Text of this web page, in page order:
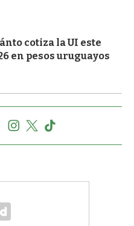
cotiza la UI este
en pesos uruguayos